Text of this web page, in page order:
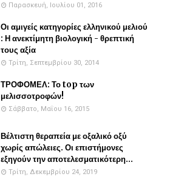
Παρασκευή, Ιουλίου 01, 2016
Οι αμιγείς κατηγορίες ελληνικού μελιού
: Η ανεκτίμητη βιολογική - θρεπτική
τους αξία
Τρίτη, Σεπτεμβρίου 30, 2014
ΤΡΟΦΟΜΕΛ: Το top των
μελισσοτροφών!
Σάββατο, Μαΐου 16, 2015
Βέλτιστη θεραπεία με οξαλικό οξύ
χωρίς απώλειες. Οι επιστήμονες
εξηγούν την αποτελεσματικότερη...
Τρίτη, Δεκεμβρίου 24, 2019